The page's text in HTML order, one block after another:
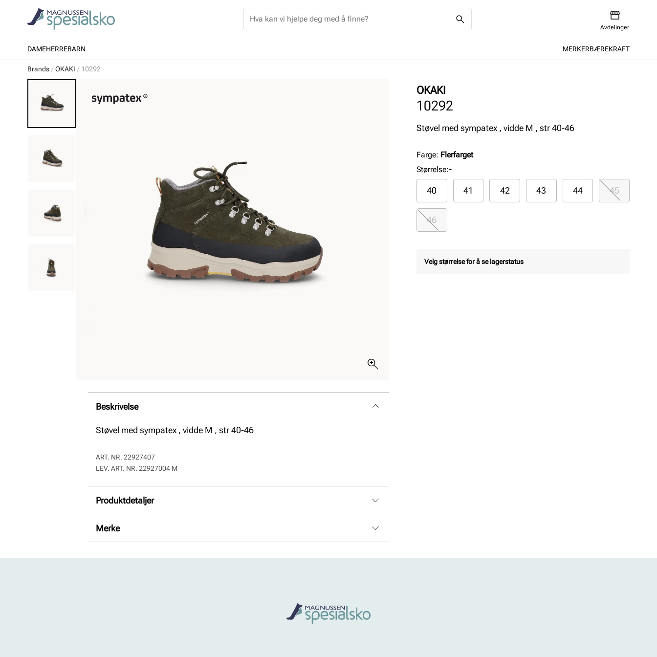
Avdelinger
DAMEHERREBARN MERKERBÆREKRAFT
Brands OKAKI 10292
Beskrivelse
Støvel med sympatex , vidde M , str 40-46
ART. NR. 22927407
LEV. ART. NR. 22927004 M
Produktdetaljer
Membran:
Merke
OKAKI
10292
Støvel med sympatex , vidde M , str 40-46
Farge: Flerfarget
Størrelse:-
40 41 42 43 44 45
46
Velg størrelse for å se lagerstatus